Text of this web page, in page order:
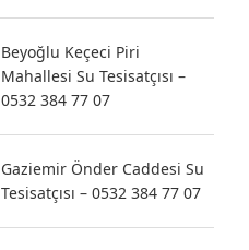
Beyoğlu Keçeci Piri
Mahallesi Su Tesisatçısı –
0532 384 77 07
Gaziemir Önder Caddesi Su
Tesisatçısı – 0532 384 77 07